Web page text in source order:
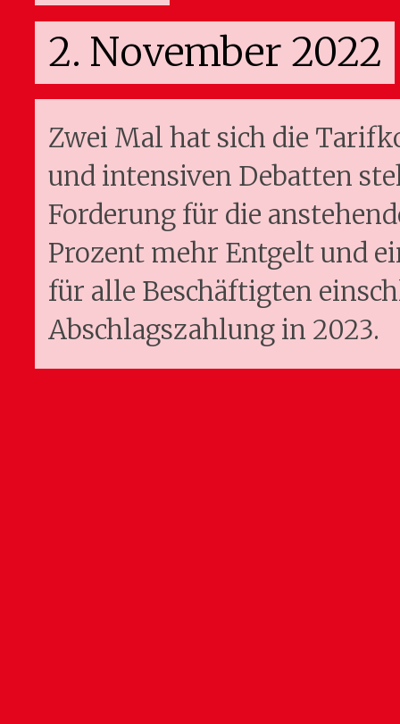
2. November 2022
Zwei Mal hat sich die
und intensiven Debatten
Forderung für die
Prozent mehr Entgelt und
für alle Beschäftigten
Abschlagszahlung in 2023.